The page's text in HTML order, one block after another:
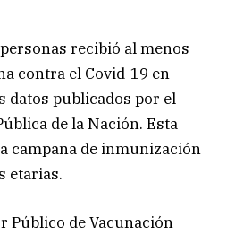
recibió al menos
contra el Covid-19 en
datos publicados por el
de la Nación. Esta
campaña de inmunización
etarias.
Público de Vacunación